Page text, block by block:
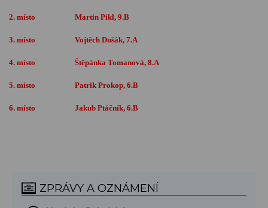
2. místo Martin Pikl, 9.B
3. místo Vojtěch Dušák, 7.A
4. místo Štěpánka Tomanová, 8.A
5. místo Patrik Prokop, 6.B
6. místo Jakub Ptáčník, 6.B
ZPRÁVY A OZNÁMENÍ